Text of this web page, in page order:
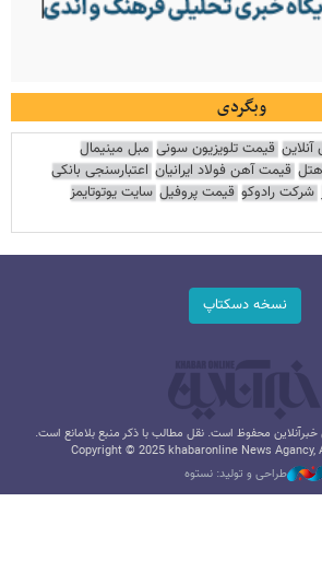
وبگردی
آنلاین قیمت تلویزیون سونی مبل مینیمال
قیمت آهن فولاد ایرانیان اعتبارسنجی بانکی
شرکت رادوکو قیمت پروفیل سایت یوتوتایمز
نسخه دسکتاپ
محفوظ است. نقل مطالب با ذکر منبع بلامانع است.
Copyright © 2025 khabaronline News
طراحی و تولید: نستوه